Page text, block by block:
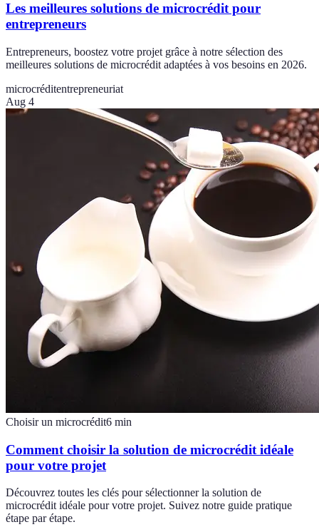
Les meilleures solutions de microcrédit pour
entrepreneurs
Entrepreneurs, boostez votre projet grâce à notre sélection des
meilleures solutions de microcrédit adaptées à vos besoins en 2026.
microcréditentrepreneuriat
Aug 4
Choisir un microcrédit6 min
Comment choisir la solution de microcrédit idéale
pour votre projet
Découvrez toutes les clés pour sélectionner la solution de
microcrédit idéale pour votre projet. Suivez notre guide pratique
étape par étape.